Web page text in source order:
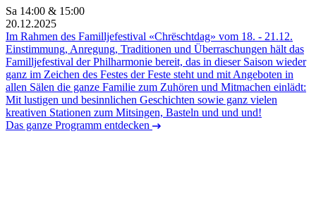
Sa 14:00 & 15:00
20.12.2025
Im Rahmen des Familljefestival «Chrëschtdag» vom 18. - 21.12.
Einstimmung, Anregung, Traditionen und Überraschungen hält das
Familljefestival der Philharmonie bereit, das in dieser Saison wieder
ganz im Zeichen des Festes der Feste steht und mit Angeboten in
allen Sälen die ganze Familie zum Zuhören und Mitmachen einlädt:
Mit lustigen und besinnlichen Geschichten sowie ganz vielen
kreativen Stationen zum Mitsingen, Basteln und und und!
Das ganze Programm entdecken